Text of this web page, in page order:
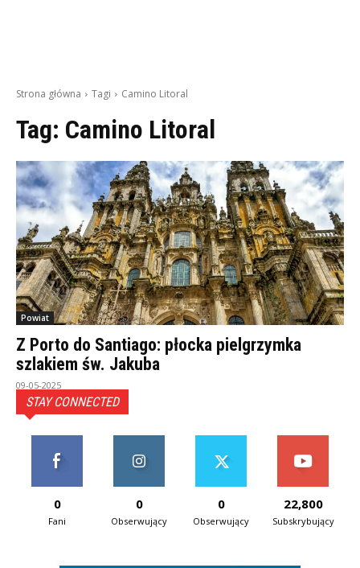
Strona główna Tagi Camino Litoral
Tag: Camino Litoral
Powiat
Z Porto do Santiago: płocka pielgrzymka
szlakiem św. Jakuba
09-05-2025
STAY CONNECTED
0
Fani
0
Obserwujący
0
Obserwujący
22,800
Subskrybujący